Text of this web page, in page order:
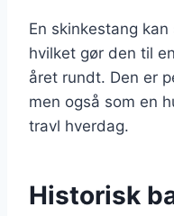
En skinkestang
hvilket gør den til
året rundt. Den er
men også som en
travl hverdag.
Historisk